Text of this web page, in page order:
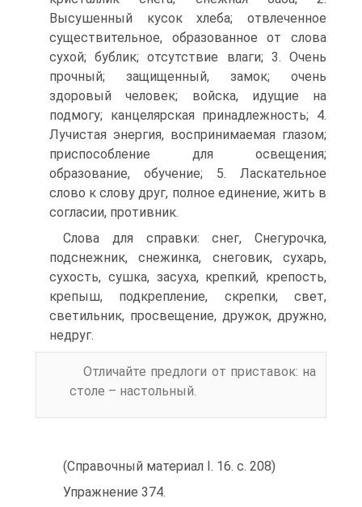
Высушенный кусок хлеба; отвлеченное
существительное, образованное от слова
сухой; бублик; отсутствие влаги; 3. Очень
прочный; защищенный, замок; очень
здоровый человек; войска, идущие на
подмогу; канцелярская принадлежность; 4.
Лучистая энергия, воспринимаемая глазом;
приспособление для освещения;
образование, обучение; 5. Ласкательное
слово к слову друг, полное единение, жить в
согласии, противник.
Слова для справки: снег, Снегурочка,
подснежник, снежинка, снеговик, сухарь,
сухость, сушка, засуха, крепкий, крепость,
крепыш, подкрепление, скрепки, свет,
светильник, просвещение, дружок, дружно,
недруг.
Отличайте предлоги от приставок: на
столе – настольный.
(Справочный материал I. 16. с. 208)
Упражнение 374.